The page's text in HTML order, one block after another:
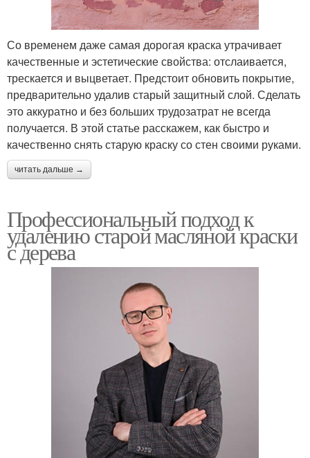
Со временем даже самая дорогая краска утрачивает
качественные и эстетические свойства: отслаивается,
трескается и выцветает. Предстоит обновить покрытие,
предварительно удалив старый защитный слой. Сделать
это аккуратно и без больших трудозатрат не всегда
получается. В этой статье расскажем, как быстро и
качественно снять старую краску со стен своими руками.
читать дальше →
Профессиональный подход к
удалению старой масляной краски
с дерева